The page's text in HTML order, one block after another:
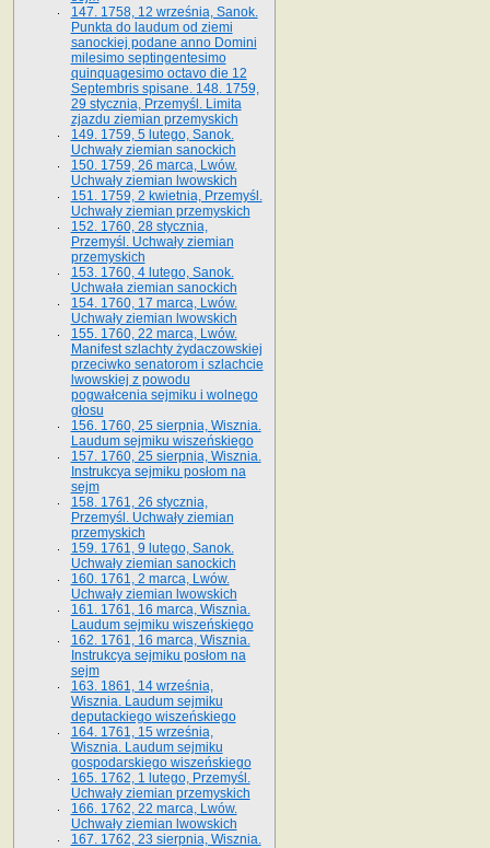
147. 1758, 12 września, Sanok.
Punkta do laudum od ziemi
sanockiej podane anno Domini
milesimo septingentesimo
quinquagesimo octavo die 12
Septembris spisane. 148. 1759,
29 stycznia, Przemyśl. Limita
zjazdu ziemian przemyskich
149. 1759, 5 lutego, Sanok.
Uchwały ziemian sanockich
150. 1759, 26 marca, Lwów.
Uchwały ziemian lwowskich
151. 1759, 2 kwietnia, Przemyśl.
Uchwały ziemian przemyskich
152. 1760, 28 stycznia,
Przemyśl. Uchwały ziemian
przemyskich
153. 1760, 4 lutego, Sanok.
Uchwała ziemian sanockich
154. 1760, 17 marca, Lwów.
Uchwały ziemian lwowskich
155. 1760, 22 marca, Lwów.
Manifest szlachty żydaczowskiej
przeciwko senatorom i szlachcie
lwowskiej z po­wodu
pogwałcenia sejmiku i wolnego
głosu
156. 1760, 25 sierpnia, Wisznia.
Laudum sejmiku wiszeńskiego
157. 1760, 25 sierpnia, Wisznia.
Instrukcya sejmiku posłom na
sejm
158. 1761, 26 stycznia,
Przemyśl. Uchwały ziemian
przemyskich
159. 1761, 9 lutego, Sanok.
Uchwały ziemian sanockich
160. 1761, 2 marca, Lwów.
Uchwały ziemian lwowskich
161. 1761, 16 marca, Wisznia.
Laudum sejmiku wiszeńskiego
162. 1761, 16 marca, Wisznia.
Instrukcya sejmiku posłom na
sejm
163. 1861, 14 września,
Wisznia. Laudum sejmiku
deputackiego wiszeńskiego
164. 1761, 15 września,
Wisznia. Laudum sejmiku
gospodarskiego wiszeńskiego
165. 1762, 1 lutego, Przemyśl.
Uchwały ziemian przemyskich
166. 1762, 22 marca, Lwów.
Uchwały ziemian lwowskich
167. 1762, 23 sierpnia, Wisznia.